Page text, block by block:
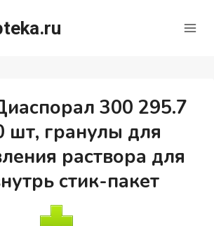
300 295.7
шт, гранулы для
раствора для
стик-пакет